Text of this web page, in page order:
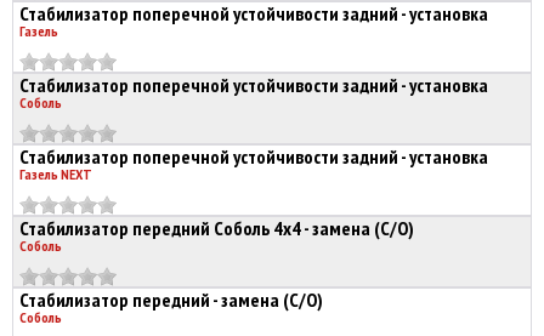
Стабилизатор поперечной устойчивости задний - установка
Газель
Стабилизатор поперечной устойчивости задний - установка
Соболь
Стабилизатор поперечной устойчивости задний - установка
Газель NEXT
Стабилизатор передний Соболь 4х4 - замена (С/О)
Соболь
Стабилизатор передний - замена (С/О)
Соболь